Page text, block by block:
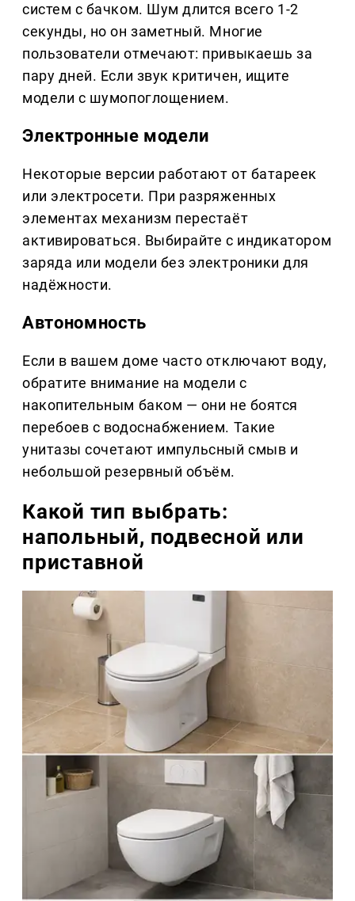
систем с бачком. Шум длится всего 1-2
секунды, но он заметный. Многие
пользователи отмечают: привыкаешь за
пару дней. Если звук критичен, ищите
модели с шумопоглощением.
Электронные модели
Некоторые версии работают от батареек
или электросети. При разряженных
элементах механизм перестаёт
активироваться. Выбирайте с индикатором
заряда или модели без электроники для
надёжности.
Автономность
Если в вашем доме часто отключают воду,
обратите внимание на модели с
накопительным баком — они не боятся
перебоев с водоснабжением. Такие
унитазы сочетают импульсный смыв и
небольшой резервный объём.
Какой тип выбрать:
напольный, подвесной или
приставной